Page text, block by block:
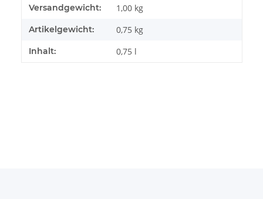
Produkteigenschaft
Wert
Versandgewicht: 1,00 kg
Artikelgewicht: 0,75 kg
Inhalt: 0,75 l